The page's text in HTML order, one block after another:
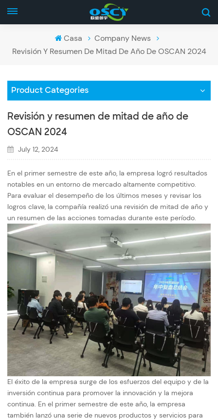
Casa
Company News
Revisión Y Resumen De Mitad De Año De OSCAN 2024
Product Categories
Revisión y resumen de mitad de año de
OSCAN 2024
July 12, 2024
En el primer semestre de este año, la empresa logró resultados
notables en un entorno de mercado altamente competitivo.
Para evaluar el desempeño de los últimos meses y revisar los
logros clave, la compañía realizó una revisión de mitad de año y
un resumen de las acciones tomadas durante este período.
El éxito de la empresa surge de los esfuerzos del equipo y de la
inversión continua para promover la innovación y la mejora
continua. En el primer semestre de este año, la empresa
también lanzó una serie de nuevos productos y servicios para